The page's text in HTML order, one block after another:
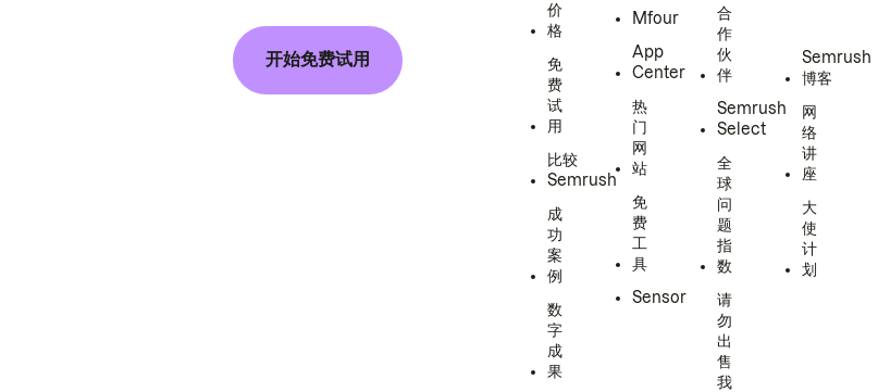
开始免费试用
价
格
免
费
试
用
比较
Semrush
成
功
案
例
数
字
成
果
Mfour
App
Center
热
门
网
站
免
费
工
具
Sensor
合
作
伙
伴
Semrush
Select
全
球
问
题
指
数
请
勿
出
售
我
Semrush
博客
网
络
讲
座
大
使
计
划